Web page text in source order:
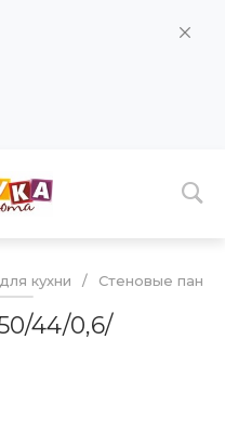
кухни / Стеновые
44/0,6/